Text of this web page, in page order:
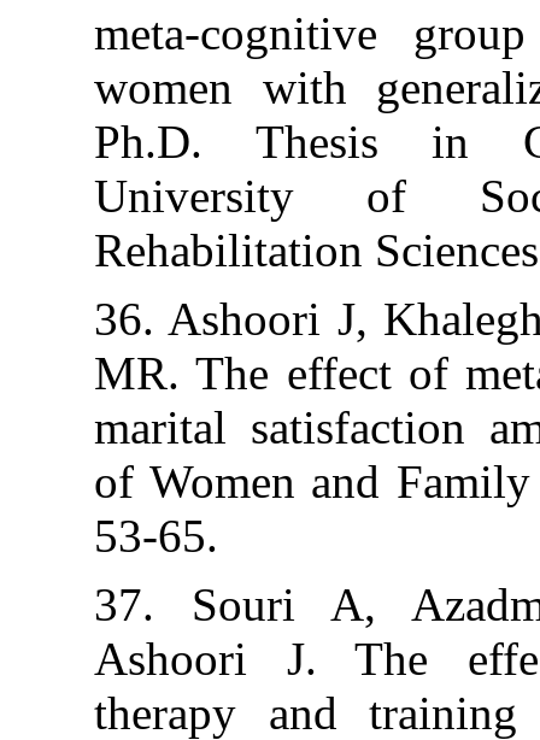
meta-
women with
Ph.D.
University
Rehabilitation
36. Ashoori J,
MR. The effect
marital
of Women and
37. Souri A,
Ashoori J.
therapy and